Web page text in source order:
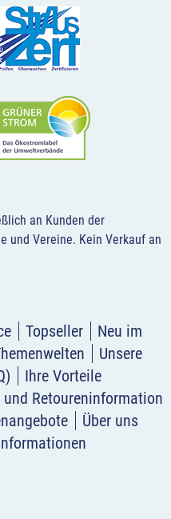
an Kunden der
und Vereine. Kein Verkauf an
Topseller
Neu im
Unsere
Ihre Vorteile
Retoureninformation
Über uns